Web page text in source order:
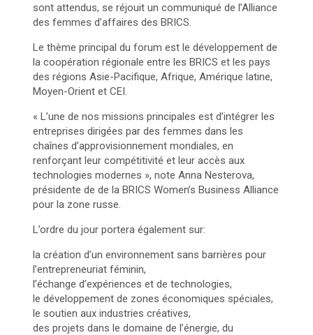
sont attendus, se réjouit un communiqué de l’Alliance
des femmes d’affaires des BRICS.
Le thème principal du forum est le développement de
la coopération régionale entre les BRICS et les pays
des régions Asie-Pacifique, Afrique, Amérique latine,
Moyen-Orient et CEI.
« L’une de nos missions principales est d’intégrer les
entreprises dirigées par des femmes dans les
chaînes d’approvisionnement mondiales, en
renforçant leur compétitivité et leur accès aux
technologies modernes », note Anna Nesterova,
présidente de de la BRICS Women’s Business Alliance
pour la zone russe.
L’ordre du jour portera également sur:
la création d’un environnement sans barrières pour
l’entrepreneuriat féminin,
l’échange d’expériences et de technologies,
le développement de zones économiques spéciales,
le soutien aux industries créatives,
des projets dans le domaine de l’énergie, du